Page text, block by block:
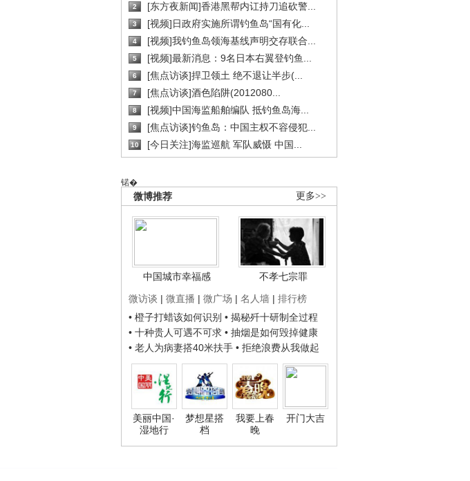
2 [东方夜新闻]香港黑帮内讧持刀追砍警...
3 [视频]日政府实施所谓钓鱼岛“国有化...
4 [视频]我钓鱼岛领海基线声明交存联合...
5 [视频]最新消息：9名日本右翼登钓鱼...
6 [焦点访谈]捍卫领土 绝不退让半步(...
7 [焦点访谈]酒色陷阱(2012080...
8 [视频]中国海监船舶编队 抵钓鱼岛海...
9 [焦点访谈]钓鱼岛：中国主权不容侵犯...
10 [今日关注]海监巡航 军队威慑 中国...
锘�
更多>>
微博推荐
中国城市幸福感
不孝七宗罪
微访谈 | 微直播 | 微广场 | 名人墙 | 排行榜
• 橙子打蜡该如何识别 • 揭秘歼十研制全过程
• 十种贵人可遇不可求 • 抽烟是如何毁掉健康
• 老人为病妻搭40米扶手 • 拒绝浪费从我做起
美丽中国·
湿地行
梦想星搭
档
我要上春
晚
开门大吉